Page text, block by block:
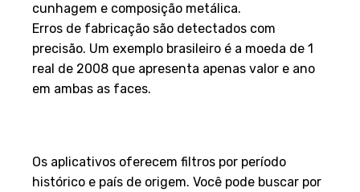
cunhagem e composição metálica.
Erros de fabricação são detectados com
precisão. Um exemplo brasileiro é a moeda de 1
real de 2008 que apresenta apenas valor e ano
em ambas as faces.
Os aplicativos oferecem filtros por período
histórico e país de origem. Você pode buscar por